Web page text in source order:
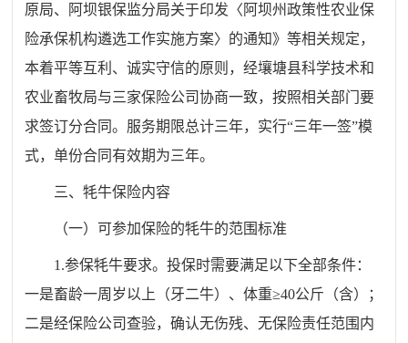
原局、阿坝银保监分局关于印发〈阿坝州政策性农业保
险承保机构遴选工作实施方案〉的通知》等相关规定，
本着平等互利、诚实守信的原则，经壤塘县科学技术和
农业畜牧局与三家保险公司协商一致，按照相关部门要
求签订分合同。服务期限总计三年，实行“三年一签”模
式，单份合同有效期为三年。
三、牦牛保险内容
（一）可参加保险的牦牛的范围标准
1.参保牦牛要求。投保时需要满足以下全部条件：
一是畜龄一周岁以上（牙二牛）、体重≥40公斤（含）；
二是经保险公司查验，确认无伤残、无保险责任范围内